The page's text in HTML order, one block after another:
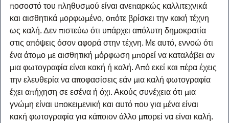
ποσοστό του πληθυσμού είναι ανεπαρκώς καλλιτεχνικά
και αισθητικά μορφωμένο, οπότε βρίσκει την κακή τέχνη
ως καλή. Δεν πιστεύω ότι υπάρχει απόλυτη δημοκρατία
στις απόψεις όσον αφορά στην τέχνη. Με αυτό, εννοώ ότι
ένα άτομο με αισθητική μόρφωση μπορεί να καταλάβει αν
μια φωτογραφία είναι κακή ή καλή. Από εκεί και πέρα έχεις
την ελευθερία να αποφασίσεις εάν μια καλή φωτογραφία
έχει απήχηση σε εσένα ή όχι. Ακούς συνέχεια ότι μια
γνώμη είναι υποκειμενική και αυτό που για μένα είναι
κακή φωτογραφία για κάποιον άλλο μπορεί να είναι καλή.